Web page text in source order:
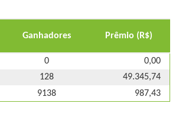
Ganhadores Prêmio (R$)
0
0,00
128
49.345,74
9138 987,43